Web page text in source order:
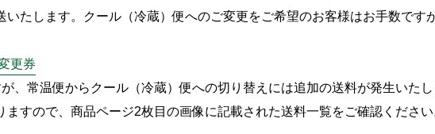
いたします。クール（冷蔵）便へのご変更をご希望のお客様はお手数で
更券
、常温便からクール（冷蔵）便への切り替えには追加の送料が発生いた
ますので、商品ページ2枚目の画像に記載された送料一覧をご確認ください